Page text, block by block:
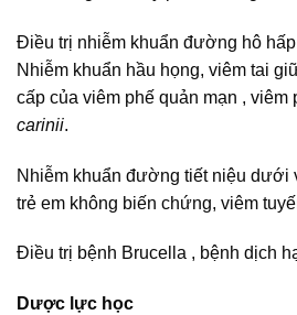
Điều trị nhiễm khuẩn đường hô
Nhiễm khuẩn hầu họng, viêm tai
cấp của viêm phế quản mạn , viêm
carinii.
Nhiễm khuẩn đường tiết niệu dưới
trẻ em không biến chứng, viêm
Điều trị bệnh Brucella , bệnh dịch
Dược lực học